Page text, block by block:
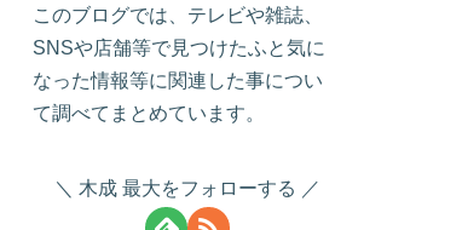
このブログでは、テレビや雑誌、
SNSや店舗等で見つけたふと気に
なった情報等に関連した事につい
て調べてまとめています。
木成 最大をフォローする